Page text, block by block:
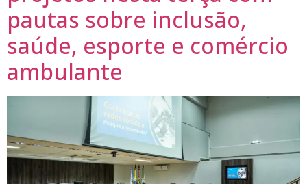
pautas sobre inclusão,
saúde, esporte e comércio
ambulante